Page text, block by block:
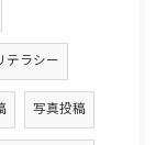
テラシー
写真投稿